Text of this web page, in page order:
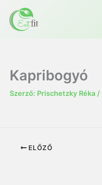
tartalomra
Kapribogyó
Szerző: Prischetzky Réka /
ELŐZŐ